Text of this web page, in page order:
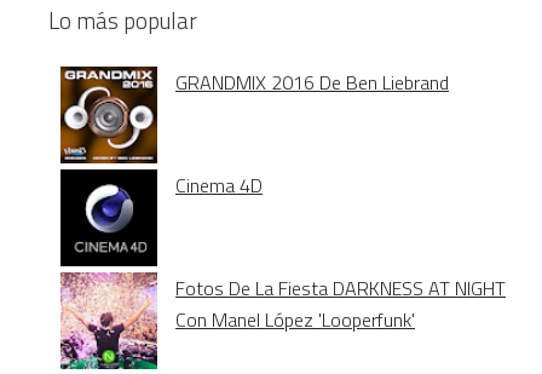
Lo más popular
GRANDMIX 2016 De Ben Liebrand
Cinema 4D
Fotos De La Fiesta DARKNESS AT NIGHT
Con Manel López 'Looperfunk'